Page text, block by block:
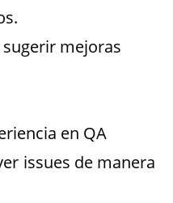
mejoras
en QA
issues de manera